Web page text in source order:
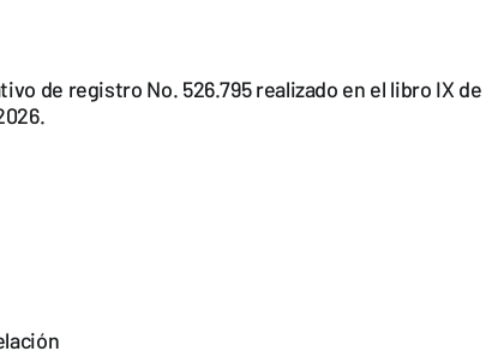
de registro No. 526.795 realizado en el libro IX